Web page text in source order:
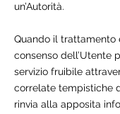
un’Autorità.
Quando il trattamento
consenso dell’Utente
servizio fruibile
correlate tempistiche
rinvia alla apposita